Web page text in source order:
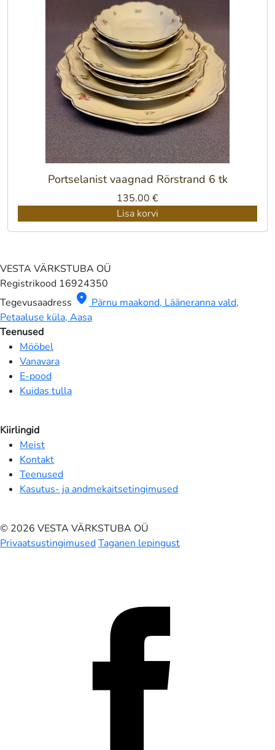
Portselanist vaagnad Rörstrand 6 tk
135.00 €
Lisa korvi
VESTA VÄRKSTUBA OÜ
Registrikood 16924350
Tegevusaadress location_on Pärnu maakond, Lääneranna vald,
Petaaluse küla, Aasa
Teenused
Mööbel
Vanavara
E-pood
Kuidas tulla
Kiirlingid
Meist
Kontakt
Teenused
Kasutus- ja andmekaitsetingimused
© 2026 VESTA VÄRKSTUBA OÜ
PrivaatsustingimusedTaganen lepingust